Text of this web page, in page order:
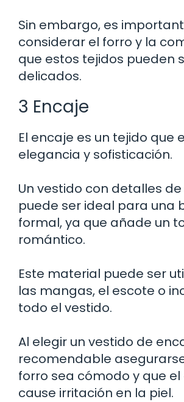
Sin embargo, es
considerar el forro y la
que estos tejidos pueden
delicados.
3 Encaje
El encaje es un tejido que
elegancia y sofisticación.
Un vestido con detalles
puede ser ideal para una
formal, ya que añade un
romántico.
Este material puede ser
las mangas, el escote o
todo el vestido.
Al elegir un vestido de
recomendable
forro sea cómodo y que
cause irritación en la piel.